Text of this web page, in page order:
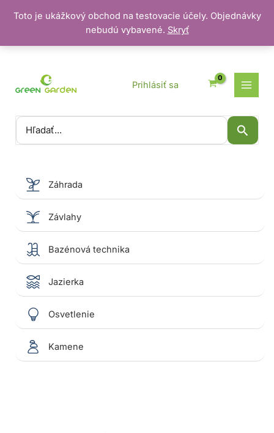
Toto je ukážkový obchod na testovacie účely. Objednávky
nebudú vybavené. Skryť
Vyhľadať:
Prihlásiť sa
Záhrada
Závlahy
Bazénová technika
Jazierka
Osvetlenie
Kamene